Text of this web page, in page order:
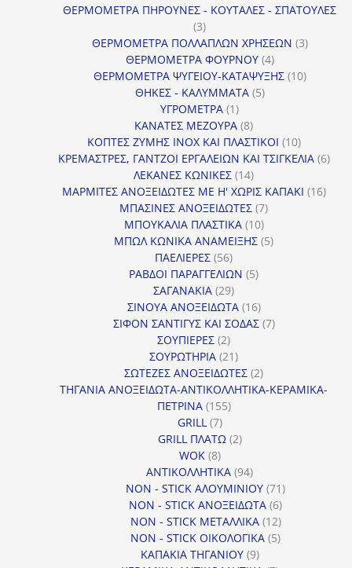
προϊόντα
ΘΕΡΜΟΜΕΤΡΑ ΠΗΡΟΥΝΕΣ - ΚΟΥΤΑΛΕΣ - ΣΠΑΤΟΥΛΕΣ
33
προϊόντα
ΘΕΡΜΟΜΕΤΡΑ ΠΟΛΛΑΠΛΩΝ ΧΡΗΣΕΩΝ 33
ΘΕΡΜΟΜΕΤΡΑ ΦΟΥΡΝΟΥ 44
προϊόντα
ΘΕΡΜΟΜΕΤΡΑ ΨΥΓΕΙΟΥ-ΚΑΤΑΨΥΞΗΣ 1010
ΘΗΚΕΣ - ΚΑΛΥΜΜΑΤΑ 55
ΥΓΡΟΜΕΤΡΑ 11
προϊόν
ΚΑΝΑΤΕΣ ΜΕΖΟΥΡΑ 88
προϊόντα
ΚΟΠΤΕΣ ΖΥΜΗΣ INOX ΚΑΙ ΠΛΑΣΤΙΚΟΙ 1010
προϊόντα
ΚΡΕΜΑΣΤΡΕΣ, ΓΑΝΤΖΟΙ ΕΡΓΑΛΕΙΩΝ ΚΑΙ ΤΣΙΓΚΕΛΙΑ 66
ΛΕΚΑΝΕΣ ΚΩΝΙΚΕΣ 1414
προϊόντα
ΜΑΡΜΙΤΕΣ ΑΝΟΞΕΙΔΩΤΕΣ ΜΕ Η' ΧΩΡΙΣ ΚΑΠΑΚΙ 1616
ΜΠΑΣΙΝΕΣ ΑΝΟΞΕΙΔΩΤΕΣ 77
ΜΠΟΥΚΑΛΙΑ ΠΛΑΣΤΙΚΑ 1010
προϊόντα
ΜΠΩΛ ΚΩΝΙΚΑ ΑΝΑΜΕΙΞΗΣ 55
ΠΑΕΛΙΕΡΕΣ 5656
προϊόντα
ΡΑΒΔΟΙ ΠΑΡΑΓΓΕΛΙΩΝ 55
ΣΑΓΑΝΑΚΙΑ 2929
προϊόντα
ΣΙΝΟΥΑ ΑΝΟΞΕΙΔΩΤΑ 1616
προϊόντα
ΣΙΦΟΝ ΣΑΝΤΙΓΥΣ ΚΑΙ ΣΟΔΑΣ 77
ΣΟΥΠΙΕΡΕΣ 22
προϊόντα
ΣΟΥΡΩΤΗΡΙΑ 2121
προϊόντα
ΣΩΤΕΖΕΣ ΑΝΟΞΕΙΔΩΤΕΣ 22
προϊόντα
ΤΗΓΑΝΙΑ ΑΝΟΞΕΙΔΩΤΑ-ΑΝΤΙΚΟΛΛΗΤΙΚΑ-ΚΕΡΑΜΙΚΑ-
ΠΕΤΡΙΝΑ 155155
GRILL 77
προϊόντα
GRILL ΠΛΑΤΩ 22
WOK 88
προϊόντα
ΑΝΤΙΚΟΛΛΗΤΙΚΑ 9494
προϊόντα
NON - STICK ΑΛΟΥΜΙΝΙΟΥ 7171
προϊόντα
NON - STICK ΑΝΟΞΕΙΔΩΤΑ 66
προϊόντα
NON - STICK ΜΕΤΑΛΛΙΚΑ 1212
προϊόντα
NON - STICK ΟΙΚΟΛΟΓΙΚΑ 55
ΚΑΠΑΚΙΑ ΤΗΓΑΝΙΟΥ 99